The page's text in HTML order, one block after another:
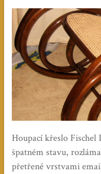
Houpací křeslo
špatném stavu,
přetřené vrstvami